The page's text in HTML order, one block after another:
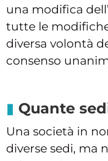
una modifica
tutte le
diversa volontà
consenso
Quante
Una società in
diverse sedi, ma